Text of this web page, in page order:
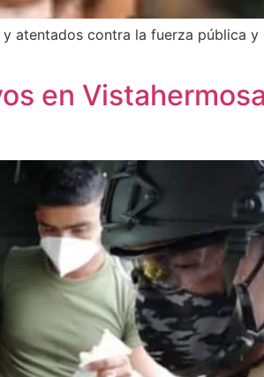
atentados contra la fuerza pública y
en